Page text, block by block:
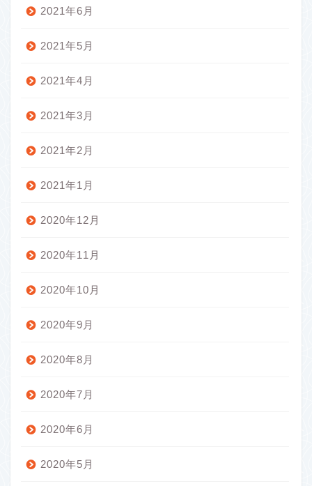
2021年6月
2021年5月
2021年4月
2021年3月
2021年2月
2021年1月
2020年12月
2020年11月
2020年10月
2020年9月
2020年8月
2020年7月
2020年6月
2020年5月